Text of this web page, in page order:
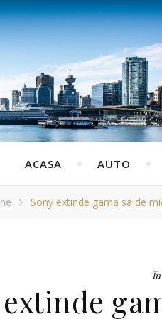
ACASA AUTO
Sony extinde gama sa de
În
extinde